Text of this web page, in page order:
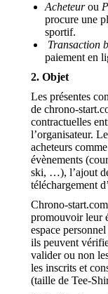
Acheteurou
procure une
sportif.
Transaction
paiement en
2. Objet
Les présentes
de chrono-
contractuelles
l’organisateur.
acheteurs
évènements
ski, …), l’ajout
téléchargement
Chrono-
promouvoir leur
espace
ils peuvent
valider ou non
les inscrits et
(taille de Tee-